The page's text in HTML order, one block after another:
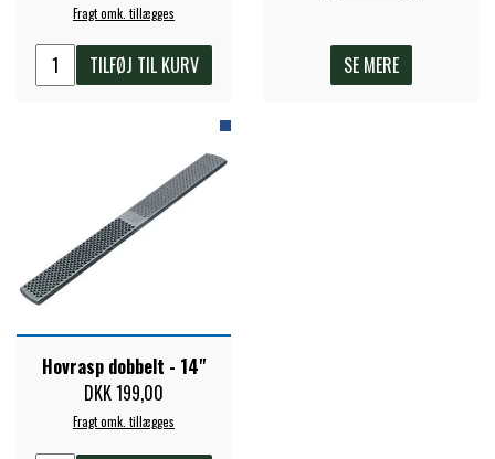
QHP -BRANDS OF Q
PREMIER EQUINE INSEKTBESKYTTELSE
Fragt omk. tillægges
TILFØJ TIL KURV SE MERE
Hovrasp dobbelt - 14"
DKK 199,00
Fragt omk. tillægges